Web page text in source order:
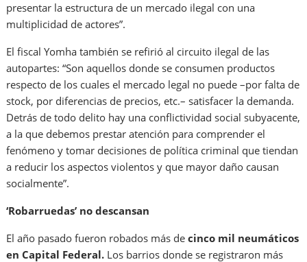
presentar la estructura de un mercado ilegal con una
multiplicidad de actores”.
El fiscal Yomha también se refirió al circuito ilegal de las
autopartes: “Son aquellos donde se consumen productos
respecto de los cuales el mercado legal no puede –por falta de
stock, por diferencias de precios, etc.– satisfacer la demanda.
Detrás de todo delito hay una conflictividad social subyacente,
a la que debemos prestar atención para comprender el
fenómeno y tomar decisiones de política criminal que tiendan
a reducir los aspectos violentos y que mayor daño causan
socialmente”.
‘Robarruedas’ no descansan
El año pasado fueron robados más decinco mil neumáticos
en Capital Federal. Los barrios donde se registraron más